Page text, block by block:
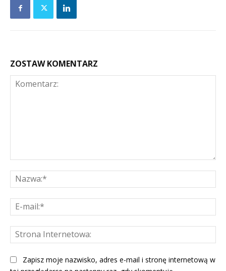
ZOSTAW KOMENTARZ
Zapisz moje nazwisko, adres e-mail i stronę internetową w